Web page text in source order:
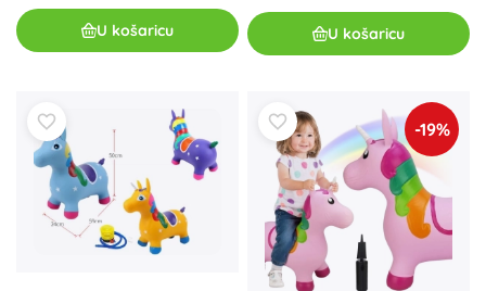
U košaricu U košaricu
-19%